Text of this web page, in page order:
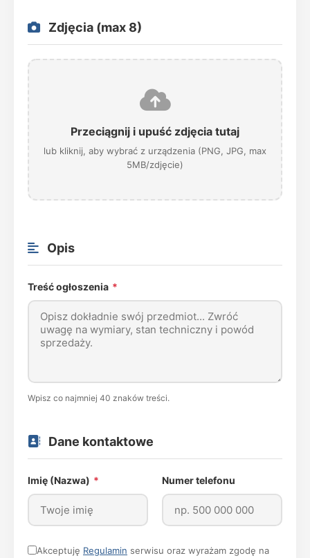
Zdjęcia (max 8)
Przeciągnij i upuść zdjęcia tutaj
lub kliknij, aby wybrać z urządzenia (PNG, JPG, max
5MB/zdjęcie)
Opis
Treść ogłoszenia *
Wpisz co najmniej 40 znaków treści.
Dane kontaktowe
Imię (Nazwa) * Numer telefonu
Akceptuję Regulamin serwisu oraz wyrażam zgodę na